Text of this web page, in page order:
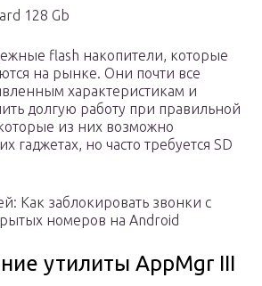
128 Gb
flash накопители, которые
на рынке. Они почти все
характеристикам и
долгую работу при правильной
из них возможно
гаджетах, но часто требуется SD
Как заблокировать звонки с
номеров на Android
утилиты AppMgr III